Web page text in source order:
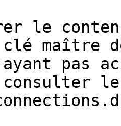
le
maître
pas